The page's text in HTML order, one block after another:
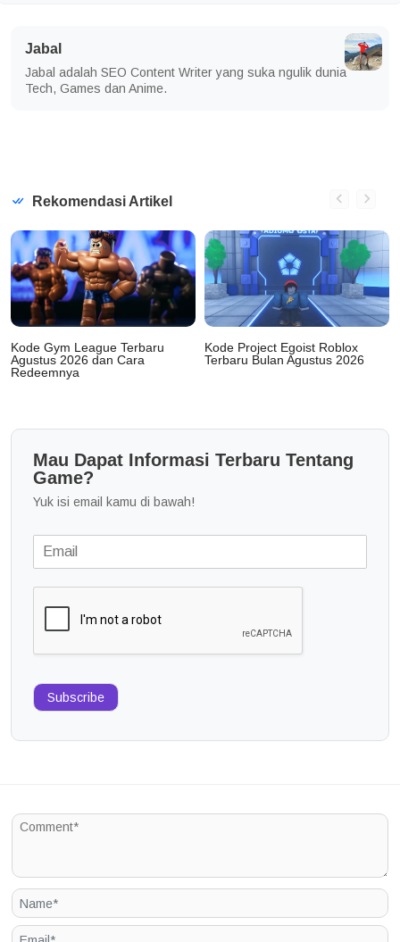
Jabal
Jabal adalah SEO Content Writer yang suka ngulik dunia
Tech, Games dan Anime.
Rekomendasi Artikel
Kode Gym League Terbaru
Agustus 2026 dan Cara
Redeemnya
Kode Project Egoist Roblox
Terbaru Bulan Agustus 2026
Mau Dapat Informasi Terbaru Tentang
Game?
Yuk isi email kamu di bawah!
Subscribe